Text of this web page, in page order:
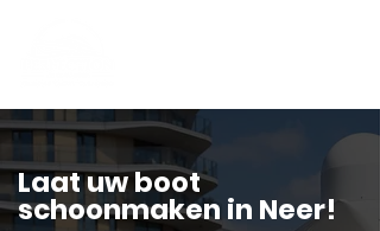
Laat uw boot
schoonmaken in Neer!